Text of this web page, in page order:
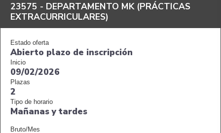
23575 - DEPARTAMENTO MK (PRÁCTICAS
EXTRACURRICULARES)
Estado oferta
Abierto plazo de inscripción
Inicio
09/02/2026
Plazas
2
Tipo de horario
Mañanas y tardes
Bruto/Mes